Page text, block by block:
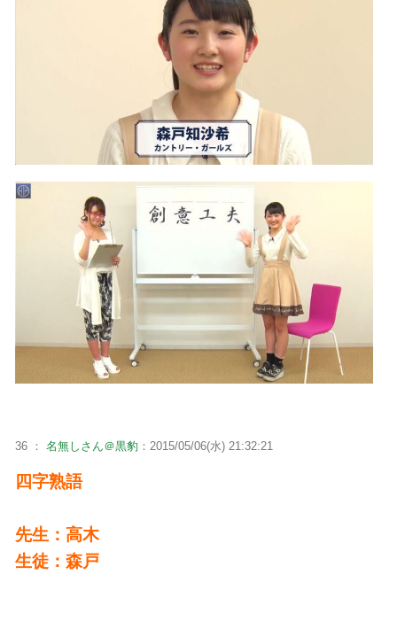
36 ： 名無しさん＠黒豹 ：2015/05/06(水) 21:32:21
四字熟語
先生：高木
生徒：森戸